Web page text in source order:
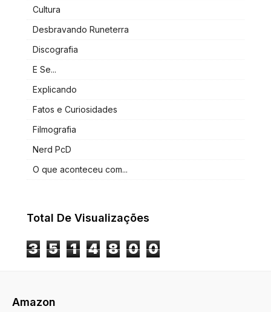
Cultura
Desbravando Runeterra
Discografia
E Se...
Explicando
Fatos e Curiosidades
Filmografia
Nerd PcD
O que aconteceu com...
Total De Visualizações
3 5 1 4 8 0 0
Amazon